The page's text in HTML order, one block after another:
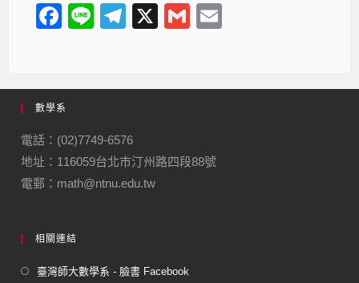
F
e
b
o
o
k
Li
T
gr
m
X
G
數學系
電話：(02)7749-6576
地址：116059台北市汀州路四段88號
電郵：math@ntnu.edu.tw
相關連結
臺灣師大數學系 - 臉書 Facebook